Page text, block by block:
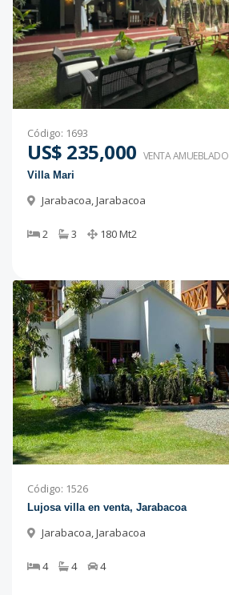
Código: 1693
US$ 235,000 VENTA AMUEBLADO
Villa Mari
Jarabacoa,Jarabacoa
2 3 180Mt2
Código: 1526
Lujosa villa en venta, Jarabacoa
Jarabacoa,Jarabacoa
4 4 4